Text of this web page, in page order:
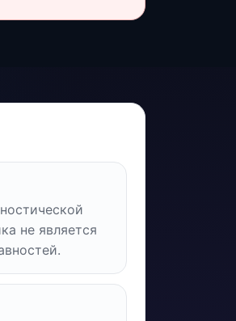
не является